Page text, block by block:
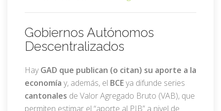
Gobiernos Autónomos
Descentralizados
Hay GAD que publican (o citan) su aporte a la
economía y, además, el BCEya difunde series
cantonales de Valor Agregado Bruto (VAB), que
permiten estimar el “aporte al PIB” a nivel de